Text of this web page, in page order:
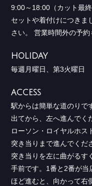
9:00～18:00（カット最終
セットや着付けにつきま
さい。 営業時間外の予約
HOLIDAY
毎週月曜日、第3火曜日
ACCESS
駅からは簡単な道のりで
出てから、左へ進んでく
ローソン・ロイヤルホス
突き当りまで進んでくだ
突き当りを左に曲がるす
手前です。1番と2番が当
ほど進むと、向かって右